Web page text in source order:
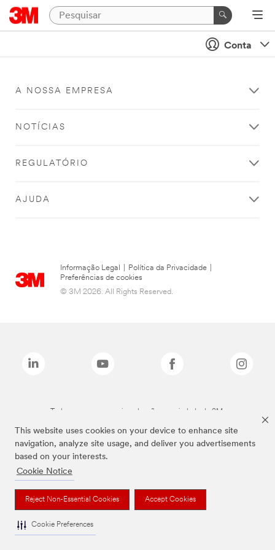
This website uses cookies on your device to enhance site
navigation, analyze site usage, and deliver you advertisements
based on your interests.
Cookie Notice
Reject Non-Essential Cookies Accept Cookies
Cookie Preferences
Conta
A NOSSA EMPRESA
NOTÍCIAS
REGULATÓRIO
AJUDA
Informação Legal Política da Privacidade
Preferências de cookies
© 3M 2026. All Rights Reserved.
Todas as marcas mencionadas são propriedade da 3M.